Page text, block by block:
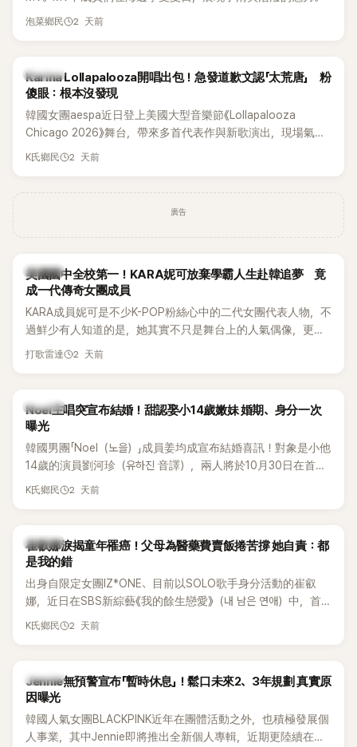
泡菜鄉民 2 天前
K-POP
Karina Lollapalooza開唱出包！急發道歉文認「太荒唐」 粉
傻眼：根本沒發現
韓國女團aespa近日登上美國大型音樂節《Lollapalooza
Chicago 2026》舞台，帶來多首代表作與新歌演出，現場氣氛
嗨翻。不過，成員Karina卻在演出後主動坦承，自己因為太緊
K氏鄉民 2 天前
廣告
K-POP
美國國中全校第一！KARA妮可放棄學霸人生赴韓追夢 竟
成一代傳奇女團成員
KARA成員妮可是不少K-POP粉絲心中的二代女團代表人物，不
過鮮少有人知道的是，她其實不只是舞台上的人氣偶像，更是
一名不折不扣的學霸。她日前在節目中透露，自己在美國就讀
打歌雷達 2 天前
K-POP
Noel主唱突宣布結婚！甜認娶小14歲嫩妹 婚期、身分一次
曝光
韓國男團「Noel（노을）」成員姜均成宣布結婚喜訊！對象是小他
14歲的演員劉河珍（유하진 音譯），兩人將於10月30日在首爾
低調舉辦婚禮，消息一出立刻引發關注。
K氏鄉民 2 天前
K-POP
崔叡娜淚揭童年罹癌！父母為醫藥費賣飯捲苦撐 她自責：都
是我的錯
出身自限定女團IZ*ONE、目前以SOLO歌手身分活動的崔叡
娜，近日在SBS新綜藝《我的餘生戀愛》（내 남은 연애）中，首
度談起自己幼年罹患小兒癌的經歷，回憶起父母為了籌措醫療
K氏鄉民 2 天前
K-POP
Jennie無預警宣布「暫時休息」！鬆口未來2、3年規劃 真實原
因曝光
韓國人氣女團BLACKPINK近年在團體活動之外，也積極發展個
人事業，其中Jennie即將推出全新個人專輯，近期更陸續在演